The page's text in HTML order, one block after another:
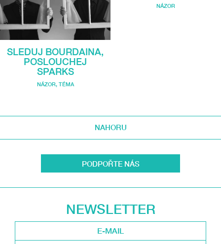
SLEDUJ BOURDAINA,
POSLOUCHEJ
SPARKS
NÁZOR, TÉMA
NÁZOR
NAHORU
PODPOŘTE NÁS
NEWSLETTER